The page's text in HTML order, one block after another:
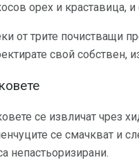
орех и краставица,
от трите почистващи
свой собствен,
се извличат чрез
се смачкват и
непастьоризирани.